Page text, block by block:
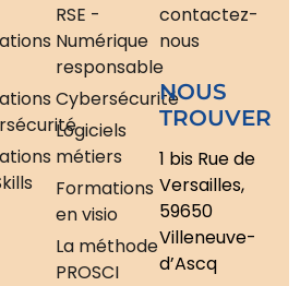
RSE -
Numérique
responsable
Cybersécurité
Logiciels
métiers
Formations
en visio
La méthode
PROSCI
contactez-
nous
NOUS
TROUVER
1 bis Rue de
Versailles,
59650
Villeneuve-
d’Ascq